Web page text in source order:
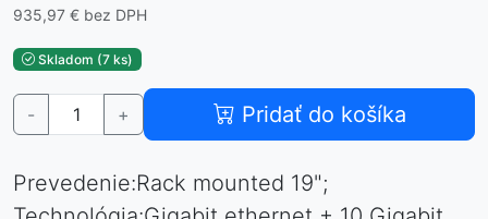
935,97 € bez DPH
Skladom (7 ks)
- + Pridať do košíka
Prevedenie:Rack mounted 19";